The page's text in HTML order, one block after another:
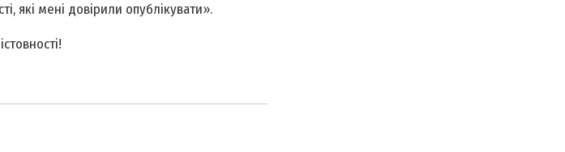
які мені довірили опублікувати».